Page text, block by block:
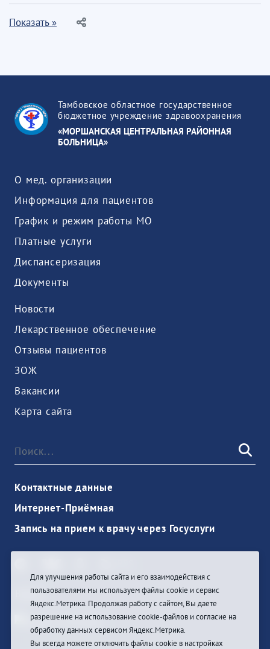
Показать »
Тамбовское областное государственное
бюджетное учреждение здравоохранения
«МОРШАНСКАЯ ЦЕНТРАЛЬНАЯ РАЙОННАЯ
БОЛЬНИЦА»
О мед. организации
Информация для пациентов
График и режим работы МО
Платные услуги
Диспансеризация
Документы
Новости
Лекарственное обеспечение
Отзывы пациентов
ЗОЖ
Вакансии
Карта сайта
Контактные данные
Интернет-Приёмная
Запись на прием к врачу через Госуслуги
Войти
Для улучшения работы сайта и его взаимодействия с
пользователями мы используем файлы cookie и сервис
Яндекс.Метрика. Продолжая работу с сайтом, Вы даете
разрешение на использование cookie-файлов и согласие на
обработку данных сервисом Яндекс.Метрика.
Вы всегда можете отключить файлы cookie в настройках